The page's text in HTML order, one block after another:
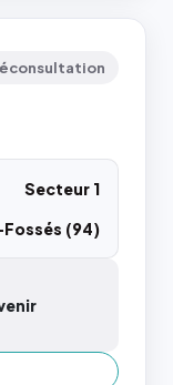
Secteur 1
(94)